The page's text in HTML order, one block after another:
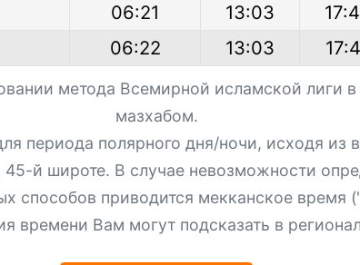
06:21 13:03
06:22 13:03
метода Всемирной исламской лиги
мазхабом.
периода полярного дня/ночи, исходя
й широте. В случае невозможности
способов приводится мекканское время
времени Вам могут подсказать в